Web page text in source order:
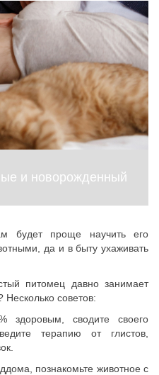
и новорожденный
будет проще научить его
да и в быту ухаживать
питомец давно занимает
Несколько советов:
здоровым, сводите своего
терапию от глистов,
познакомьте животное с